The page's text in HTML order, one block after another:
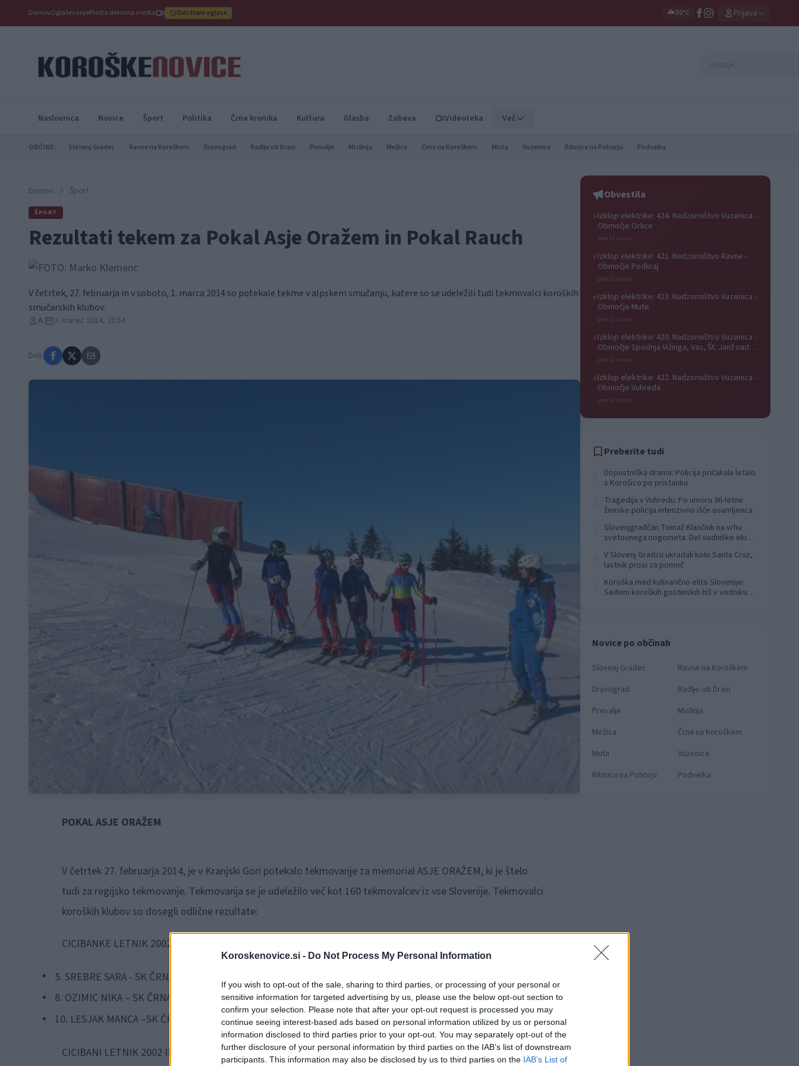
Koroskenovice.si - Do Not Process My Personal Information
If you wish to opt-out of the sale, sharing to third parties, or processing of your personal or
sensitive information for targeted advertising by us, please use the below opt-out section to
confirm your selection. Please note that after your opt-out request is processed you may
continue seeing interest-based ads based on personal information utilized by us or personal
information disclosed to third parties prior to your opt-out. You may separately opt-out of the
further disclosure of your personal information by third parties on the IAB’s list of downstream
participants. This information may also be disclosed by us to third parties on the IAB’s List of
DomovOglaševanjeProsta delovna mesta Odstrani oglase 🌥️30°C Prijava
Naslovnica Novice Šport Politika Črna kronika Kultura Glasba Zabava Videoteka Več
OBČINE: Slovenj Gradec Ravne na Koroškem Dravograd Radlje ob Dravi Prevalje Mislinja Mežica Črna na Koroškem Muta Vuzenica Ribnica na Pohorju Podvelka
Domov / Šport
ŠPORT
Rezultati tekem za Pokal Asje Oražem in Pokal Rauch
V četrtek, 27. februarja in v soboto, 1. marca 2014 so potekale tekme v alpskem smučanju, katere so se udeležili tudi tekmovalci koroških
smučarskih klubov.
A. 3. marec 2014, 23:54
Deli:
POKAL ASJE ORAŽEM
V četrtek 27. februarja 2014, je v Kranjski Gori potekalo tekmovanje za memorial ASJE ORAŽEM, ki je štelo
tudi za regijsko tekmovanje. Tekmovanja se je udeležilo več kot 160 tekmovalcev iz vse Slovenije. Tekmovalci
koroških klubov so dosegli odlične rezultate:
CICIBANKE LETNIK 2002 IN MLAJŠE:
5. SREBRE SARA - SK ČRNA
8. OZIMIC NIKA – SK ČRNA
10. LESJAK MANCA –SK ČRNA
CICIBANI LETNIK 2002 IN MLAJŠI:
Obvestila
⚡Izklop elektrike: 424. Nadzorništvo Vuzenica -
Območje Orlice
pred 13 urami
⚡Izklop elektrike: 421. Nadzorništvo Ravne -
Območje Podkraj
pred 13 urami
⚡Izklop elektrike: 423. Nadzorništvo Vuzenica -
Območje Mute
pred 13 urami
⚡Izklop elektrike: 420. Nadzorništvo Vuzenica -
Območje Spodnja Vižinga, Vas, Št. Janž nad
Radljami, Suhi Vrh, Dobrava
pred 13 urami
⚡Izklop elektrike: 422. Nadzorništvo Vuzenica -
Območje Vuhreda
pred 13 urami
Preberite tudi
Dopustniška drama: Policija pričakala letalo
s Korošico po pristanku
Tragedija v Vuhredu: Po umoru 36-letne
ženske policija intenzivno išče osumljenca
Slovenjgradčan Tomaž Klančnik na vrhu
svetovnega nogometa: Del sodniške ekipe
V Slovenj Gradcu ukradali kolo Santa Cruz,
lastnik prosi za pomoč
Koroška med kulinarično elito Slovenije:
Sedem koroških gostinskih hiš v vodniku
Novice po občinah
Slovenj Gradec
Ravne na Koroškem
Dravograd
Radlje ob Dravi
Prevalje
Mislinja
Mežica
Črna na Koroškem
Muta
Vuzenica
Ribnica na Pohorju
Podvelka